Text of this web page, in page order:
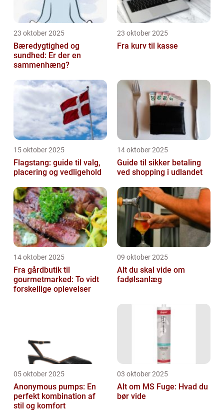
23 oktober 2025
Bæredygtighed og
sundhed: Er der en
sammenhæng?
23 oktober 2025
Fra kurv til kasse
15 oktober 2025
Flagstang: guide til valg,
placering og vedligehold
14 oktober 2025
Guide til sikker betaling
ved shopping i udlandet
14 oktober 2025
Fra gårdbutik til
gourmetmarked: To vidt
forskellige oplevelser
09 oktober 2025
Alt du skal vide om
fadølsanlæg
05 oktober 2025
Anonymous pumps: En
perfekt kombination af
stil og komfort
03 oktober 2025
Alt om MS Fuge: Hvad du
bør vide